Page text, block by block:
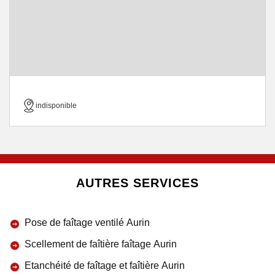
indisponible
AUTRES SERVICES
Pose de faîtage ventilé Aurin
Scellement de faîtière faîtage Aurin
Etanchéité de faîtage et faîtière Aurin